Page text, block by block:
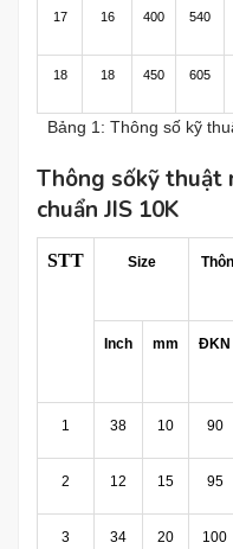
17 16 400 540
18 18 450 605
Bảng 1: Thông số kỹ
Thông sốkỹ thuật
chuẩn JIS 10K
STT Size
Inch mm ĐKN
1 38 10 90
2 12 15 95
3 34 20 100